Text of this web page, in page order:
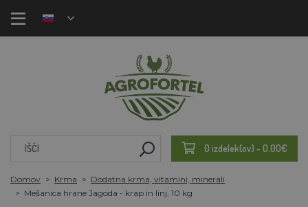
0 izdelek(ov) - 0.00€
Domov Krma
Dodatna krma, vitamini, minerali
Mešanica hrane Jagoda - krap in linj, 10 kg